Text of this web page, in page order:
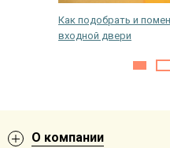
Как подобрать и
входной двери
О компании